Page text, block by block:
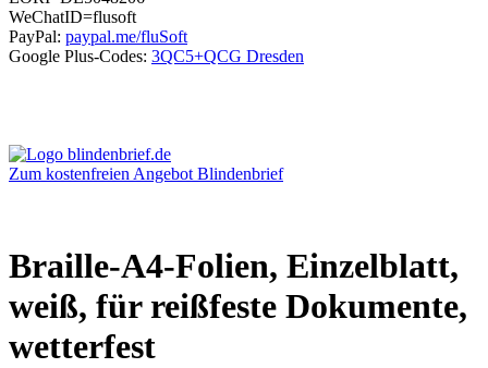
WeChatID=flusoft
PayPal: paypal.me/fluSoft
Google Plus-Codes: 3QC5+QCG Dresden
Zum kostenfreien Angebot Blindenbrief
Braille-A4-Folien, Einzelblatt,
weiß, für reißfeste Dokumente,
wetterfest